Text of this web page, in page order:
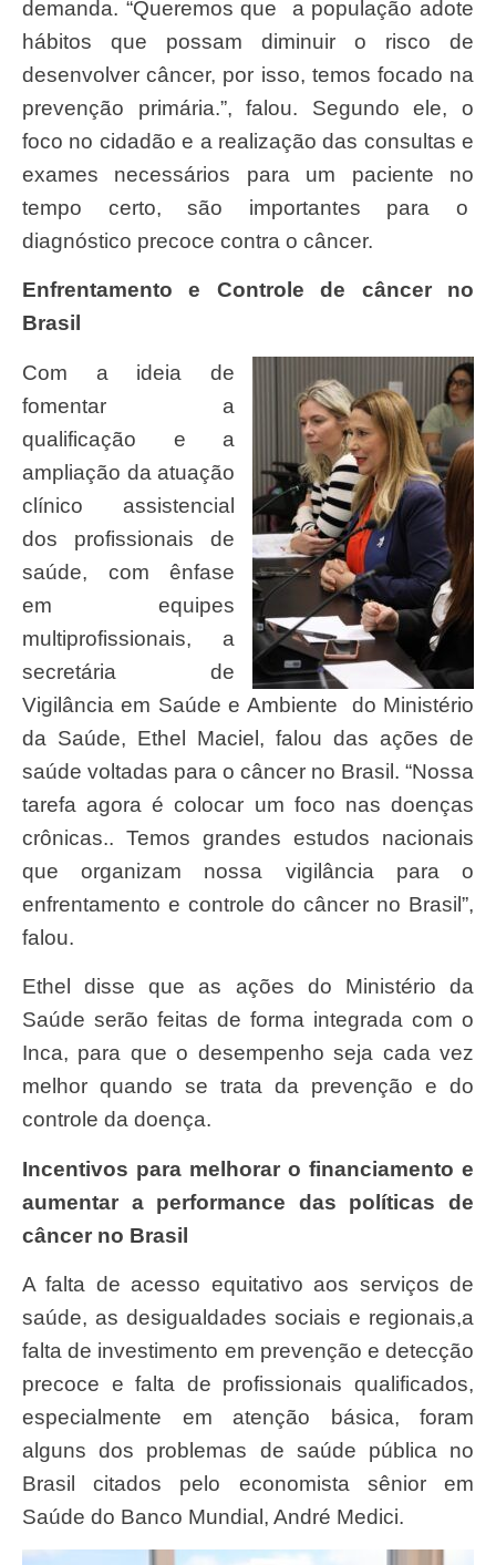
demanda. “Queremos que a população adote
hábitos que possam diminuir o risco de
desenvolver câncer, por isso, temos focado na
prevenção primária.”, falou. Segundo ele, o
foco no cidadão e a realização das consultas e
exames necessários para um paciente no
tempo certo, são importantes para o
diagnóstico precoce contra o câncer.
Enfrentamento e Controle de câncer no
Brasil
Com a ideia de
fomentar a
qualificação e a
ampliação da atuação
clínico assistencial
dos profissionais de
saúde, com ênfase
em equipes
multiprofissionais, a
secretária de
Vigilância em Saúde e Ambiente do Ministério
da Saúde, Ethel Maciel, falou das ações de
saúde voltadas para o câncer no Brasil. “Nossa
tarefa agora é colocar um foco nas doenças
crônicas.. Temos grandes estudos nacionais
que organizam nossa vigilância para o
enfrentamento e controle do câncer no Brasil”,
falou.
Ethel disse que as ações do Ministério da
Saúde serão feitas de forma integrada com o
Inca, para que o desempenho seja cada vez
melhor quando se trata da prevenção e do
controle da doença.
Incentivos para melhorar o financiamento e
aumentar a performance das políticas de
câncer no Brasil
A falta de acesso equitativo aos serviços de
saúde, as desigualdades sociais e regionais,a
falta de investimento em prevenção e detecção
precoce e falta de profissionais qualificados,
especialmente em atenção básica, foram
alguns dos problemas de saúde pública no
Brasil citados pelo economista sênior em
Saúde do Banco Mundial, André Medici.